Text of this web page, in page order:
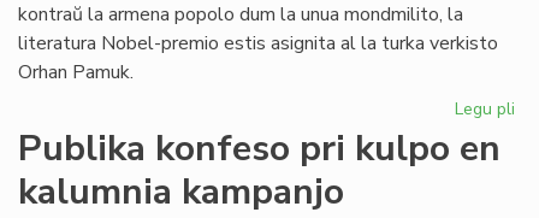
kontraŭ la armena popolo dum la unua mondmilito, la
literatura Nobel-premio estis asignita al la turka verkisto
Orhan Pamuk.
Legu pli
Publika konfeso pri kulpo en
kalumnia kampanjo